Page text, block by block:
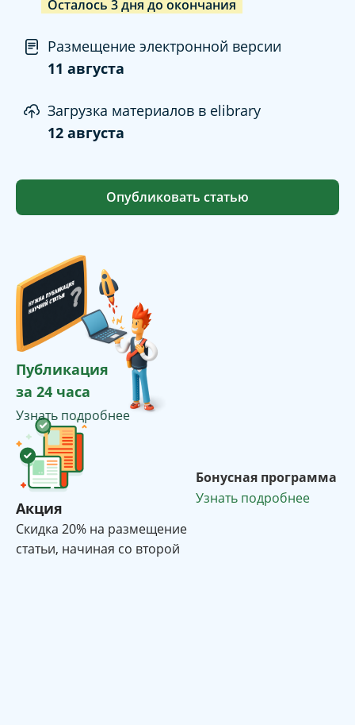
Осталось 3дня до окончания
Размещение электронной версии
11 августа
Загрузка материалов в elibrary
12 августа
Опубликовать статью
Публикация
за 24 часа
Узнать подробнее
Акция
Cкидка 20% на размещение
статьи, начиная со второй
Бонусная программа
Узнать подробнее